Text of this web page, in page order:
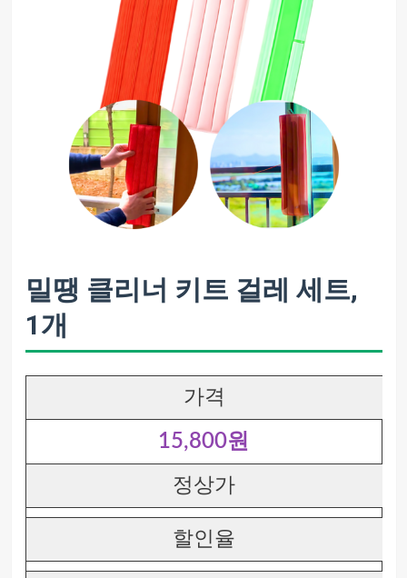
밀땡 클리너 키트 걸레 세트,
1개
가격
15,800원
정상가
할인율